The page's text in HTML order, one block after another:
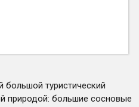
большой туристический
природой: большие сосновые